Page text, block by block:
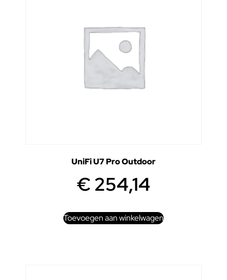
UniFi U7 Pro Outdoor
€254,14
Toevoegen aan winkelwagen